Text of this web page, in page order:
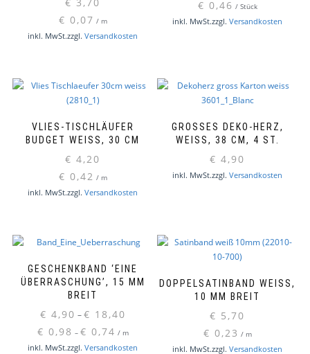
€ 0,07 / m
inkl. MwSt.zzgl. Versandkosten
€ 0,46 / Stück
inkl. MwSt.zzgl. Versandkosten
VLIES-TISCHLÄUFER
BUDGET WEISS, 30 CM
€ 4,20
€ 0,42 / m
inkl. MwSt.zzgl. Versandkosten
GROSSES DEKO-HERZ, W
EISS, 38 CM, 4 ST.
€ 4,90
inkl. MwSt.zzgl. Versandkosten
GESCHENKBAND ‘EINE
ÜBERRASCHUNG’, 15 MM
BREIT
€ 4,90 –€ 18,40
€ 0,98 – € 0,74 / m
inkl. MwSt.zzgl. Versandkosten
DOPPELSATINBAND WEISS, 1
0 MM BREIT
€ 5,70
€ 0,23 / m
inkl. MwSt.zzgl. Versandkosten